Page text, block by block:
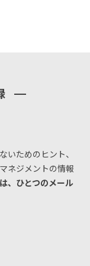
いためのヒント、
ネジメントの情報
、ひとつのメール